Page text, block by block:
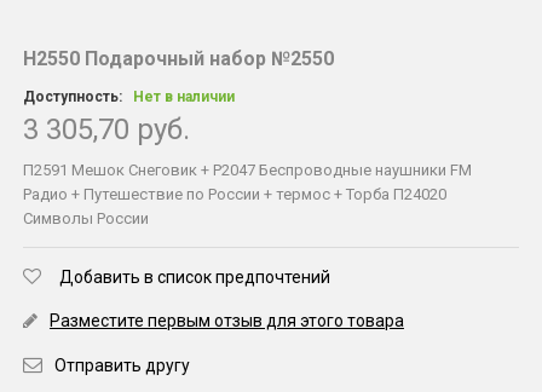
Н2550 Подарочный набор №2550
Доступность: Нет в наличии
3 305,70 руб.
П2591 Мешок Снеговик + Р2047 Беспроводные наушники FM
Радио + Путешествие по России + термос + Торба П24020
Символы России
Добавить в список предпочтений
Разместите первым отзыв для этого товара
Отправить другу